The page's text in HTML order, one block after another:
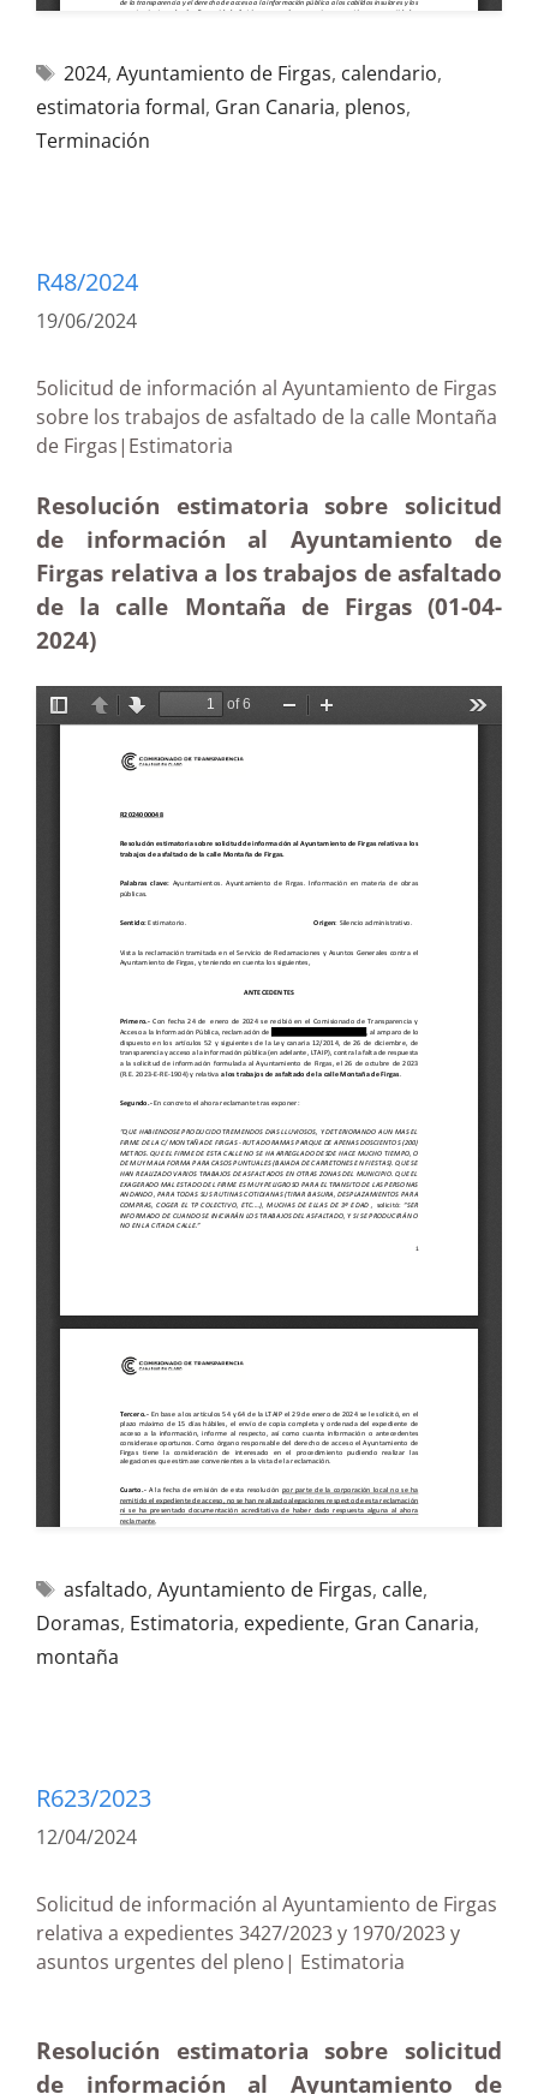
2024, Ayuntamiento de Firgas, calendario,
estimatoria formal, Gran Canaria, plenos,
Terminación
R48/2024
19/06/2024
5olicitud de información al Ayuntamiento de Firgas
sobre los trabajos de asfaltado de la calle Montaña
de Firgas|Estimatoria
Resolución estimatoria sobre solicitud
de información al Ayuntamiento de
Firgas relativa a los trabajos de asfaltado
de la calle Montaña de Firgas (01-04-
2024)
asfaltado, Ayuntamiento de Firgas, calle,
Doramas, Estimatoria, expediente, Gran Canaria,
montaña
R623/2023
12/04/2024
Solicitud de información al Ayuntamiento de Firgas
relativa a expedientes 3427/2023 y 1970/2023 y
asuntos urgentes del pleno| Estimatoria
Resolución estimatoria sobre solicitud
de información al Ayuntamiento de